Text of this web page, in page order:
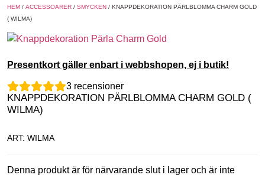
HEM / ACCESSOARER / SMYCKEN / KNAPPDEKORATION PÄRLBLOMMA CHARM GOLD
( WILMA)
Presentkort gäller enbart i webbshopen, ej i butik!
3 recensioner
KNAPPDEKORATION PÄRLBLOMMA CHARM GOLD (
WILMA)
ART: WILMA
Denna produkt är för närvarande slut i lager och är inte